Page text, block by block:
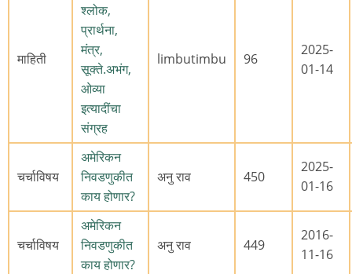
माहिती
श्लोक,
प्रार्थना,
मंत्र,
सूक्ते.अभंग,
ओव्या
इत्यादींचा
संग्रह
limbutimbu 96
2025-
01-14
चर्चाविषय
अमेरिकन
निवडणुकीत
काय होणार?
अनु राव 450
2025-
01-16
चर्चाविषय
अमेरिकन
निवडणुकीत
काय होणार?
अनु राव 449
2016-
11-16